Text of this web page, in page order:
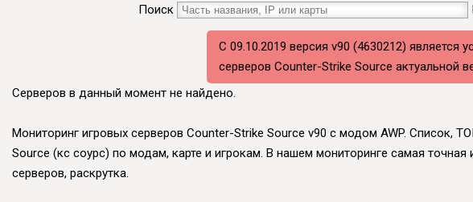
Поиск
C 09.10.2019 версия v90 (4630212)
серверов Counter-Strike Source актуальной
Серверов в данный момент не найдено.
Мониторинг игровых серверов Counter-Strike Source v90 с модом AWP. Список,
Source (кс соурс) по модам, карте и игрокам. В нашем мониторинге самая
серверов, раскрутка.